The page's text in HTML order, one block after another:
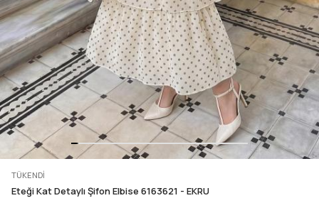
TÜKENDI
Eteği Kat Detaylı Şifon Elbise 6163621 - EKRU